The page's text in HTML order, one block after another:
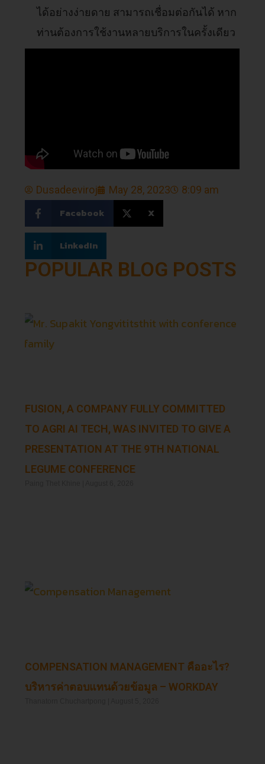
ได้อย่างง่ายดาย สามารถเชื่อมต่อกันได้ หาก
ท่านต้องการใช้งานหลายบริการในครั้งเดียว
Dusadeeviroj May 28, 2023 8:09 am
Facebook X
LinkedIn
POPULAR BLOG POSTS
FUSION, A COMPANY FULLY COMMITTED
TO AGRI AI TECH, WAS INVITED TO GIVE A
PRESENTATION AT THE 9TH NATIONAL
LEGUME CONFERENCE
COMPENSATION MANAGEMENT คืออะไร?
บริหารค่าตอบแทนด้วยข้อมูล – WORKDAY